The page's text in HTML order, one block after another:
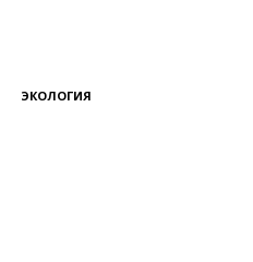
ЭКОЛОГИЯ